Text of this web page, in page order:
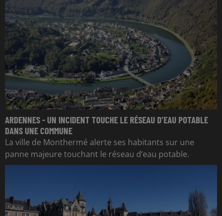
ARDENNES - UN INCIDENT TOUCHE LE RÉSEAU D’EAU POTABLE
DANS UNE COMMUNE
La ville de Monthermé alerte ses habitants sur une
panne majeure touchant le réseau d’eau potable.